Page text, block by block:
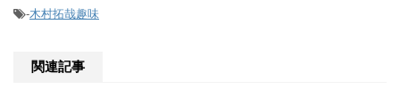
-木村拓哉趣味
関連記事